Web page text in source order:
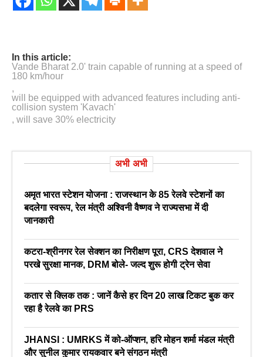
In this article:
Vande Bharat 2.0' train capable of running at a speed of
180 km/hour
,
will be equipped with advanced features including anti-
collision system 'Kavach'
, will save 30% electricity
अभी अभी
अमृत भारत स्टेशन योजना : राजस्थान के 85 रेलवे स्टेशनों का
बदलेगा स्वरूप, रेल मंत्री अश्विनी वैष्णव ने राज्यसभा में दी
जानकारी
कटरा-श्रीनगर रेल सेक्शन का निरीक्षण पूरा, CRS देशवाल ने
परखे सुरक्षा मानक, DRM बोले- जल्द शुरू होगी ट्रेन सेवा
कतार से क्लिक तक : जानें कैसे हर दिन 20 लाख टिकट बुक कर
रहा है रेलवे का PRS
JHANSI : UMRKS में को-ऑप्शन, हरि मोहन शर्मा मंडल मंत्री
और सुनील कुमार रायकवार बने संगठन मंत्री